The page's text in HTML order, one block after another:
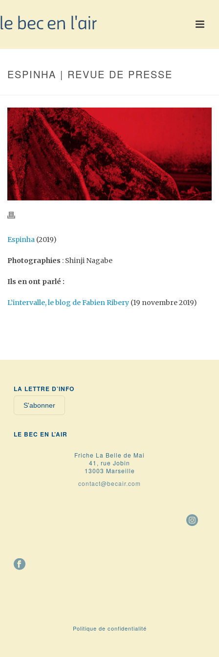
ESPINHA | REVUE DE PRESSE
Espinha (2019)
Photographies : Shinji Nagabe
Ils en ont parlé :
L’intervalle, le blog de Fabien Ribery (19 novembre 2019)
LA LETTRE D’INFO
S'abonner
LE BEC EN L’AIR
Friche La Belle de Mai
41, rue Jobin
13003 Marseille
contact@becair.com
Politique de confidentialité